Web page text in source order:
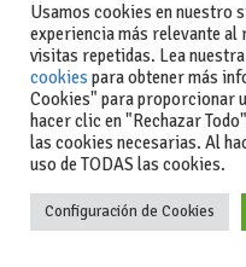
Ago 03,
Cárnicas El
la 42ª Subida
Usamos cookies en nuestro
experiencia más relevante
visitas repetidas. Lea nuestra
cookies para obtener más
Cookies" para proporcionar
hacer clic en "Rechazar
las cookies necesarias. Al
uso de TODAS las cookies.
Configuración de Cookies